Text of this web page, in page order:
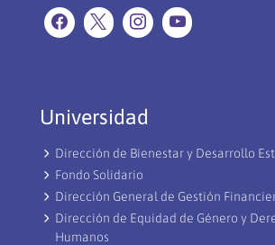
Universidad
Dirección de Bienestar y Desarrollo
Fondo Solidario
Dirección General de Gestión
Dirección de Equidad de Género y
Humanos